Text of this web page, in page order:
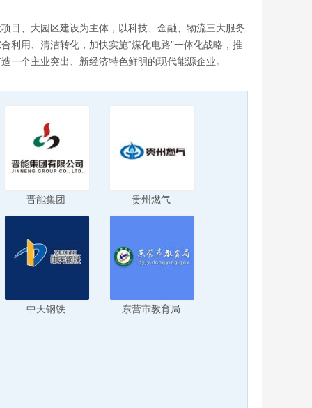
目、大园区建设为主体，以科技、金融、物流三大服务
利用、清洁转化，加快实施“煤化电路”一体化战略，推
一个主业突出、新经济特色鲜明的现代能源企业。
晋能集团 贵州燃气
中天钢铁 东营市教育局